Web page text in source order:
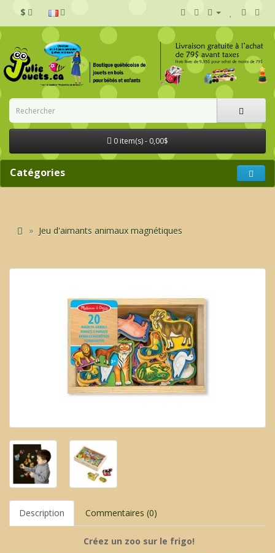
$
0 item(s) - 0,00$
Catégories
Jeu d'aimants animaux magnétiques
Description Commentaires (0)
Créez un zoo sur le frigo!